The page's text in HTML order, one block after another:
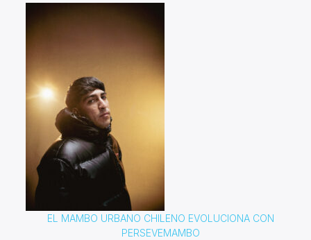
EL MAMBO URBANO CHILENO EVOLUCIONA CON
PERSEVEMAMBO